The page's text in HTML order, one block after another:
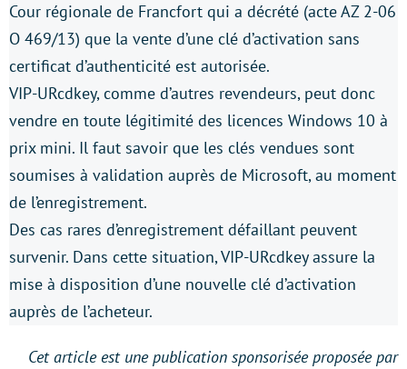
Cour régionale de Francfort qui a décrété (acte AZ 2-06
O 469/13) que la vente d’une clé d’activation sans
certificat d’authenticité est autorisée.
VIP-URcdkey, comme d’autres revendeurs, peut donc
vendre en toute légitimité des licences Windows 10 à
prix mini. Il faut savoir que les clés vendues sont
soumises à validation auprès de Microsoft, au moment
de l’enregistrement.
Des cas rares d’enregistrement défaillant peuvent
survenir. Dans cette situation, VIP-URcdkey assure la
mise à disposition d’une nouvelle clé d’activation
auprès de l’acheteur.
Cet article est une publication sponsorisée proposée par